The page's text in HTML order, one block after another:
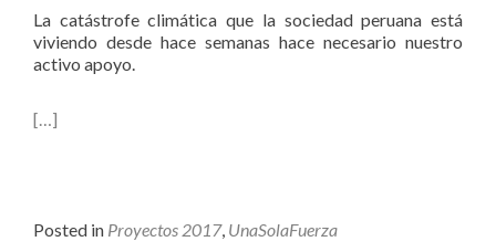
La catástrofe climática que la sociedad peruana está
viviendo desde hace semanas hace necesario nuestro
activo apoyo.
[…]
Posted in Proyectos 2017, UnaSolaFuerza